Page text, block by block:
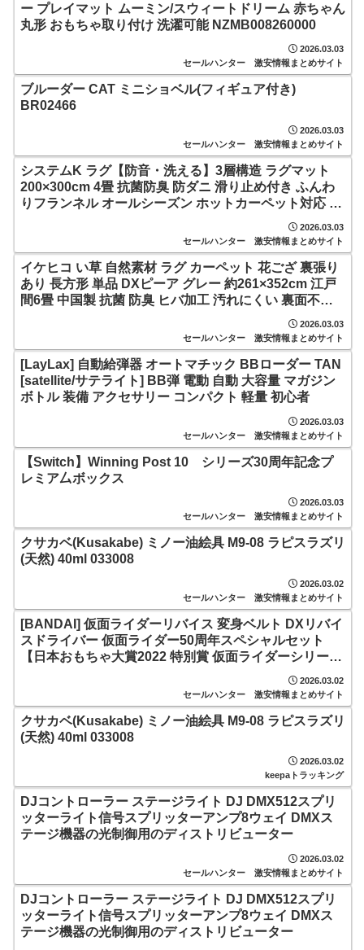
ー プレイマット ムーミン/スウィートドリーム 赤ちゃん
丸形 おもちゃ取り付け 洗濯可能 NZMB008260000
2026.03.03
セールハンター 激安情報まとめサイト
ブルーダー CAT ミニショベル(フィギュア付き)
BR02466
2026.03.03
セールハンター 激安情報まとめサイト
システムK ラグ【防音・洗える】3層構造 ラグマット
200×300cm 4畳 抗菌防臭 防ダニ 滑り止め付き ふんわ
りフランネル オールシーズン ホットカーペット対応 絨
2026.03.03
セールハンター 激安情報まとめサイト
イケヒコ い草 自然素材 ラグ カーペット 花ござ 裏張り
あり 長方形 単品 DXピーア グレー 約261×352cm 江戸
間6畳 中国製 抗菌 防臭 ヒバ加工 汚れにくい 裏面不織
布 ずれにくい 洗濯不可 市松柄 和モダン アジアンテイ
スト シンプル おしゃれ #1030340130602
2026.03.03
セールハンター 激安情報まとめサイト
[LayLax] 自動給弾器 オートマチック BBローダー TAN
[satellite/サテライト] BB弾 電動 自動 大容量 マガジン
ボトル 装備 アクセサリー コンパクト 軽量 初心者
2026.03.03
セールハンター 激安情報まとめサイト
【Switch】Winning Post 10 シリーズ30周年記念プ
レミア厶ボックス
2026.03.03
セールハンター 激安情報まとめサイト
クサカベ(Kusakabe) ミノー油絵具 M9-08 ラピスラズリ
(天然) 40ml 033008
2026.03.02
セールハンター 激安情報まとめサイト
[BANDAI] 仮面ライダーリバイス 変身ベルト DXリバイ
スドライバー 仮面ライダー50周年スペシャルセット
【日本おもちゃ大賞2022 特別賞 仮面ライダーシリー
2026.03.02
セールハンター 激安情報まとめサイト
クサカベ(Kusakabe) ミノー油絵具 M9-08 ラピスラズリ
(天然) 40ml 033008
2026.03.02
keepaトラッキング
DJコントローラー ステージライト DJ DMX512スプリ
ッターライト信号スプリッターアンプ8ウェイ DMXス
テージ機器の光制御用のディストリビューター
2026.03.02
セールハンター 激安情報まとめサイト
DJコントローラー ステージライト DJ DMX512スプリ
ッターライト信号スプリッターアンプ8ウェイ DMXス
テージ機器の光制御用のディストリビューター